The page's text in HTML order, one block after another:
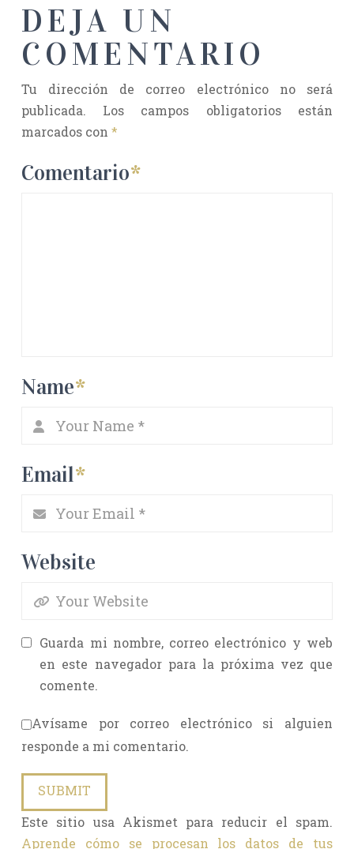
DEJA UN
COMENTARIO
Tu dirección de correo electrónico no será
publicada.
Los campos obligatorios están
marcados con *
Comentario*
Name*
Email*
Website
Guarda mi nombre, correo electrónico y web
en este navegador para la próxima vez que
comente.
Avísame por correo electrónico si alguien
responde a mi comentario.
Este sitio usa Akismet para reducir el spam.
Aprende cómo se procesan los datos de tus